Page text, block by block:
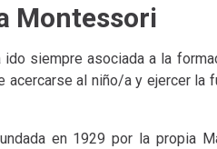
Montessori
siempre asociada a la
al niño/a y ejercer la
en 1929 por la propia